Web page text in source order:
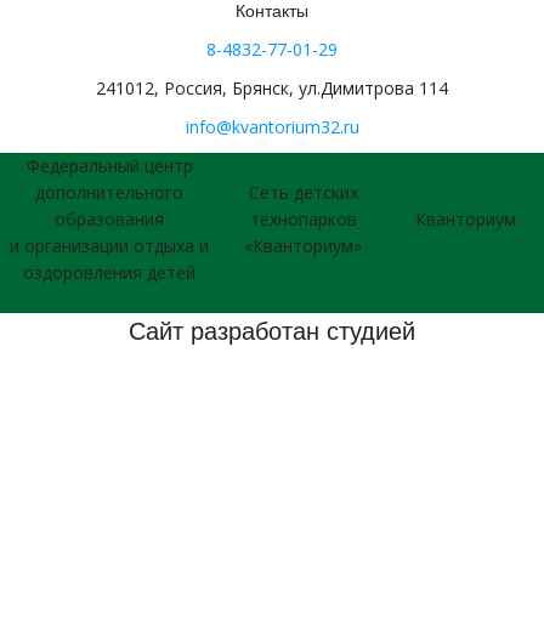
Контакты
8-4832-77-01-29
241012, Россия, Брянск, ул.Димитрова 114
info@kvantorium32.ru
Федеральный центр
дополнительного
образования
и организации отдыха и
оздоровления детей
Сеть детских
технопарков
«Кванториум»
Кванториум
Сайт разработан студией